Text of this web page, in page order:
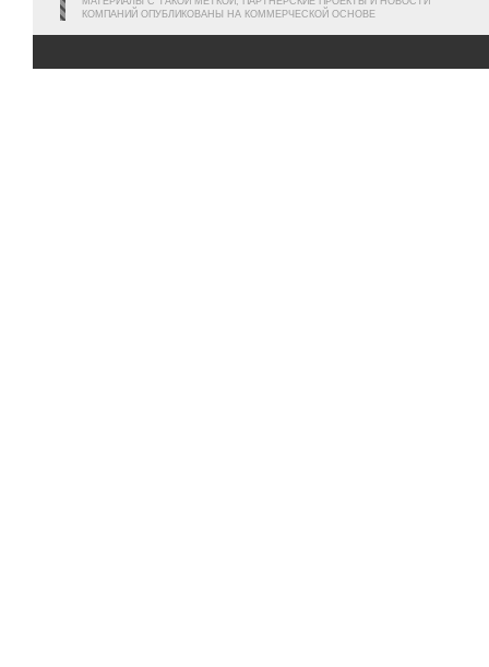
КОМПАНИЙ ОПУБЛИКОВАНЫ НА КОММЕРЧЕСКОЙ ОСНОВЕ